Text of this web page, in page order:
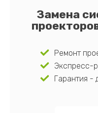
Замена
Ремонт
Экспресс-
Гарантия -